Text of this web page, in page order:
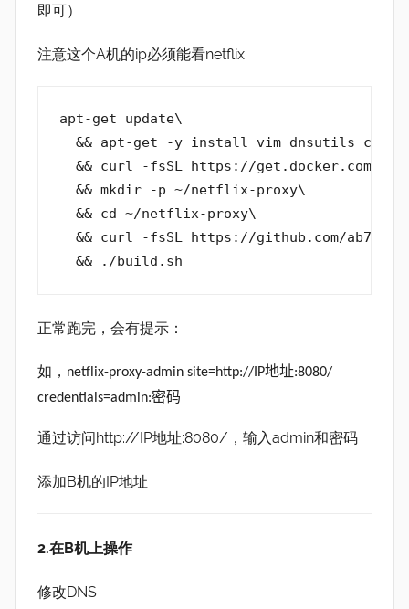
即可）
注意这个A机的ip必须能看netflix
apt-get update\
&& apt-get -y install vim dnsutils curl
&& curl -fsSL https://get.docker.com/ |
  && mkdir -p ~/netflix-proxy\
  && cd ~/netflix-proxy\
&& curl -fsSL https://github.com/ab77/
  && ./build.sh
正常跑完，会有提示：
如，netflix-proxy-admin site=http://IP地址:8080/
credentials=admin:密码
通过访问http://IP地址:8080/，输入admin和密码
添加B机的IP地址
2.在B机上操作
修改DNS